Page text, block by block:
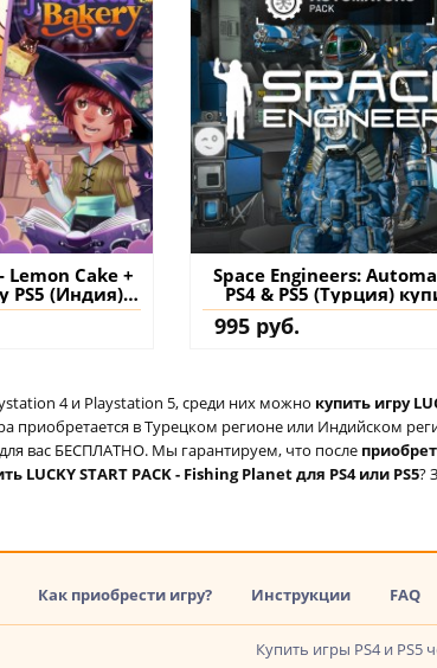
Cake +
PS5 (Индия)
Space Engineers:
PS4 & PS5 (Турция)
дополнение на
995 руб.
4 и Playstation 5, среди них можно купить игру
приобретается в Турецком регионе или Индийском
вас БЕСПЛАТНО. Мы гарантируем, что после
LUCKY START PACK - Fishing Planet для PS4 или PS5?
Как приобрести игру? Инструкции FAQ
Купить игры PS4 и